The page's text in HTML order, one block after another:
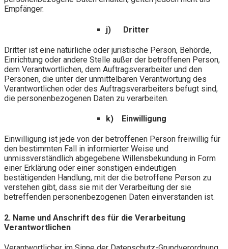
Empfänger.
j) Dritter
Dritter ist eine natürliche oder juristische Person, Behörde,
Einrichtung oder andere Stelle außer der betroffenen Person,
dem Verantwortlichen, dem Auftragsverarbeiter und den
Personen, die unter der unmittelbaren Verantwortung des
Verantwortlichen oder des Auftragsverarbeiters befugt sind,
die personenbezogenen Daten zu verarbeiten.
k) Einwilligung
Einwilligung ist jede von der betroffenen Person freiwillig für
den bestimmten Fall in informierter Weise und
unmissverständlich abgegebene Willensbekundung in Form
einer Erklärung oder einer sonstigen eindeutigen
bestätigenden Handlung, mit der die betroffene Person zu
verstehen gibt, dass sie mit der Verarbeitung der sie
betreffenden personenbezogenen Daten einverstanden ist.
2. Name und Anschrift des für die Verarbeitung
Verantwortlichen